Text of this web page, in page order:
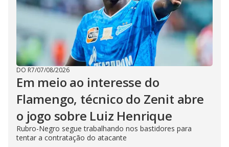
DO R7/07/08/2026
Em meio ao interesse do
Flamengo, técnico do Zenit abre
o jogo sobre Luiz Henrique
Rubro-Negro segue trabalhando nos bastidores para
tentar a contratação do atacante